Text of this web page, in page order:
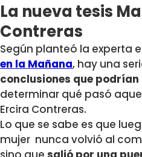
La nueva tesis
Contreras
Según planteó la experta
en la Mañana, hay una
conclusiones que podrían
determinar qué pasó
Ercira Contreras.
Lo que se sabe es que
mujer nunca volvió al